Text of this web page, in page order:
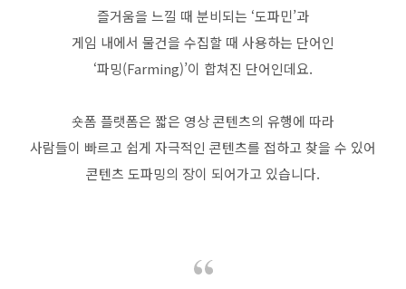
즐거움을 느낄 때 분비되는 ‘도파민’과
게임 내에서 물건을 수집할 때 사용하는 단어인
‘파밍(Farming)’이 합쳐진 단어인데요.
숏폼 플랫폼은 짧은 영상 콘텐츠의 유행에 따라
사람들이 빠르고 쉽게 자극적인 콘텐츠를 접하고 찾을 수 있어
콘텐츠 도파밍의 장이 되어가고 있습니다.